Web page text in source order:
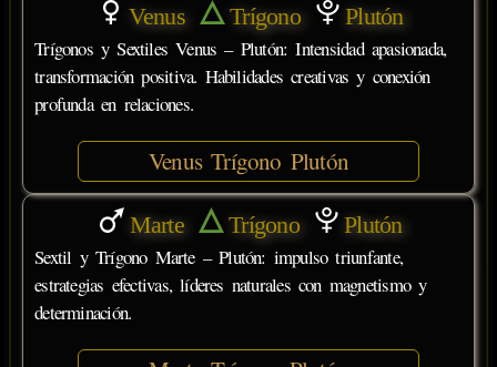
Venus Trígono Plutón
Trígonos y Sextiles Venus – Plutón: Intensidad apasionada,
transformación positiva. Habilidades creativas y conexión
profunda en relaciones.
Venus Trígono Plutón
Marte Trígono Plutón
Sextil y Trígono Marte – Plutón: impulso triunfante,
estrategias efectivas, líderes naturales con magnetismo y
determinación.